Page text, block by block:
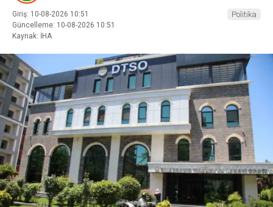
Giriş: 10-08-2026 10:51
Güncelleme: 10-08-2026 10:51
Kaynak: İHA
Politika